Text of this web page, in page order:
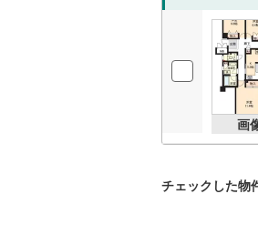
画
チェックした物